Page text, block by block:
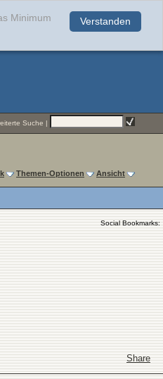
Verstanden
Minimum
Suche |
Themen-Optionen Ansicht
Social Bookmarks:
Share